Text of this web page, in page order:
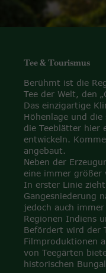
Tee & Tourismus
Berühmt ist die
Tee der Welt, den
Das einzigartige
Höhenlage und
die Teeblätter hier
entwickeln.
angebaut.
Neben der
eine immer größer
In erster Linie
Gangesniederung
jedoch auch
Regionen Indiens
Befördert wird der
Filmproduktionen
von Teegärten
historischen